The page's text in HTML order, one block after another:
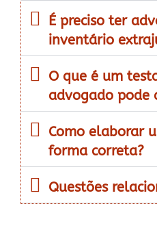
É preciso ter
inventário
O que é um
advogado pode
Como elaborar
forma correta?
Questões